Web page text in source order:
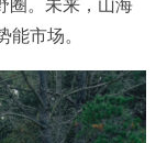
圈。未来，山海
能市场。